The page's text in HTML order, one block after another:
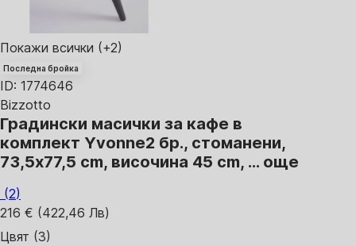
Покажи всички (+2)
Последна бройка
ID: 1774646
Bizzotto
Градински масички за кафе в
комплект Yvonne2 бр., стоманени,
73,5x77,5 cm, височина 45 cm, … още
(2)
216 € (422,46 Лв)
Цвят (3)